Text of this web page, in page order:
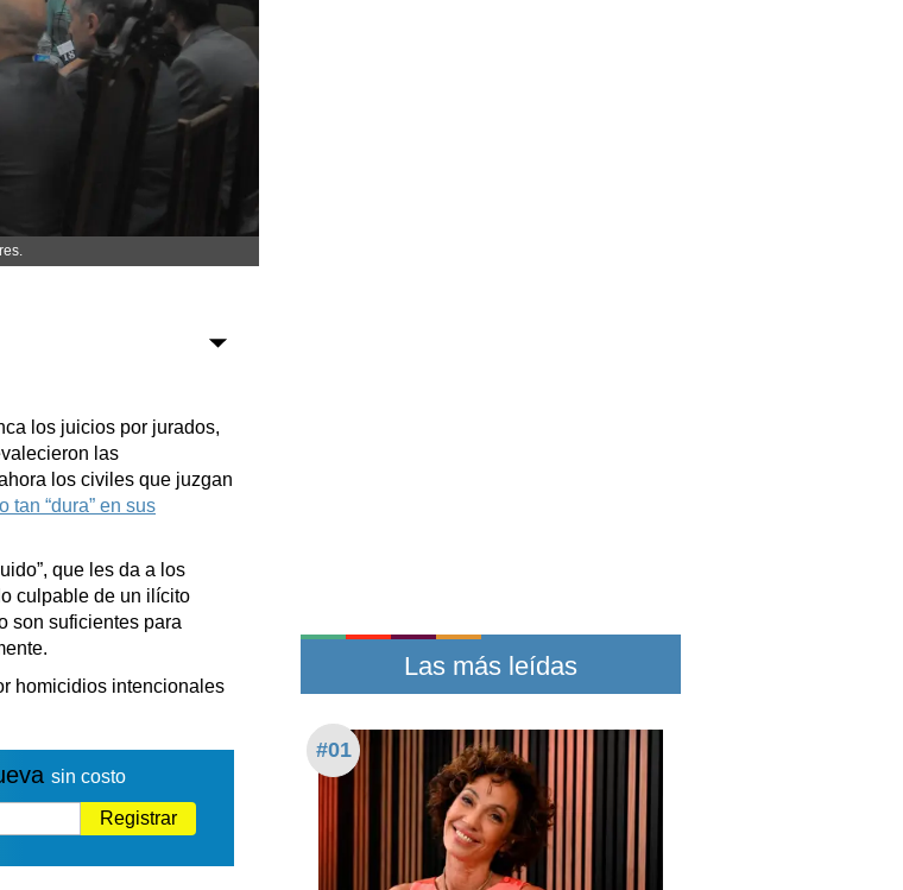
los juicios por jurados,
las
los civiles que juzgan
tan “dura” en sus
que les da a los
culpable de un ilícito
son suficientes para
homicidios intencionales
sin costo
Registrar
Las más leídas
#01